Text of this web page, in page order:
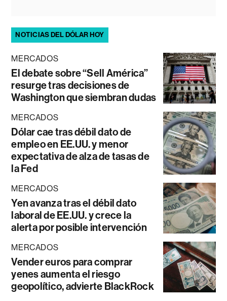
NOTICIAS DEL DÓLAR HOY
MERCADOS
El debate sobre “Sell América”
resurge tras decisiones de
Washington que siembran dudas
MERCADOS
Dólar cae tras débil dato de
empleo en EE.UU. y menor
expectativa de alza de tasas de
la Fed
MERCADOS
Yen avanza tras el débil dato
laboral de EE.UU. y crece la
alerta por posible intervención
MERCADOS
Vender euros para comprar
yenes aumenta el riesgo
geopolítico, advierte BlackRock